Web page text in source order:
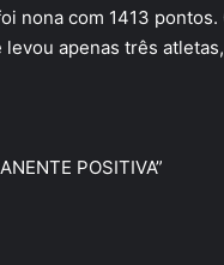
nona com 1413 pontos.
apenas três
POSITIVA”